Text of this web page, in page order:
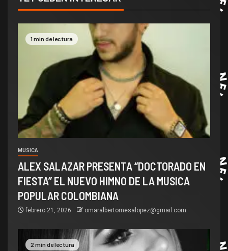
1 min de lectura
MUSICA
ALEX SALAZAR PRESENTA “DOCTORADO EN
FIESTA” EL NUEVO HIMNO DE LA MUSICA
POPULAR COLOMBIANA
febrero 21, 2026 omaralbertomesalopez@gmail.com
2 min de lectura